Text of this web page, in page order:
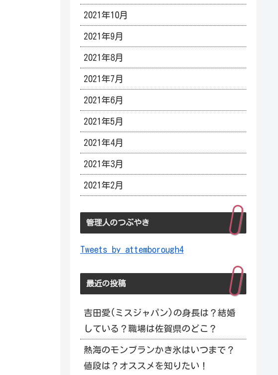
2021年10月
2021年9月
2021年8月
2021年7月
2021年6月
2021年5月
2021年4月
2021年3月
2021年2月
管理人のつぶやき
Tweets by attemborough4
最近の投稿
吉田愛(ミスジャパン)の身長は？結婚
している？職場は佐賀県のどこ？
熱海のモンブランかき氷はいつまで？
値段は？オススメを知りたい！